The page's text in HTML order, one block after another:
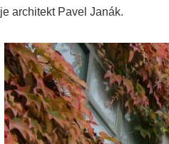
je architekt Pavel Janák.